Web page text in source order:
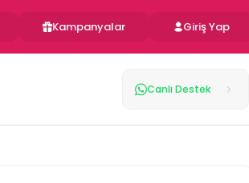
Kampanyalar Giriş Yap
Canlı Destek